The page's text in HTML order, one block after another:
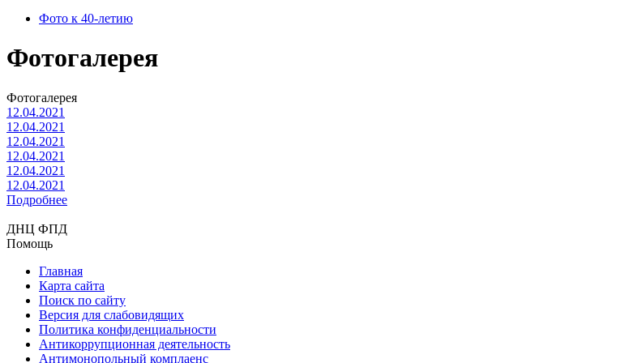
Фото к 40-летию
Фотогалерея
Фотогалерея
12.04.2021
12.04.2021
12.04.2021
12.04.2021
12.04.2021
12.04.2021
Подробнее
ДНЦ ФПД
Помощь
Главная
Карта сайта
Поиск по сайту
Версия для слабовидящих
Политика конфиденциальности
Антикоррупционная деятельность
Антимонопольный комплаенс